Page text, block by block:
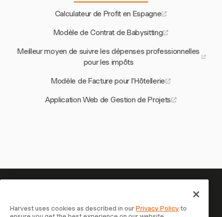
Calculateur de Profit en Espagne
Modèle de Contrat de Babysitting
Meilleur moyen de suivre les dépenses professionnelles
pour les impôts
Modèle de Facture pour l'Hôtellerie
Application Web de Gestion de Projets
Votre temps mérite d'être suivi
— commencez maintenant
Harvest uses cookies as described in ourPrivacy Policyto